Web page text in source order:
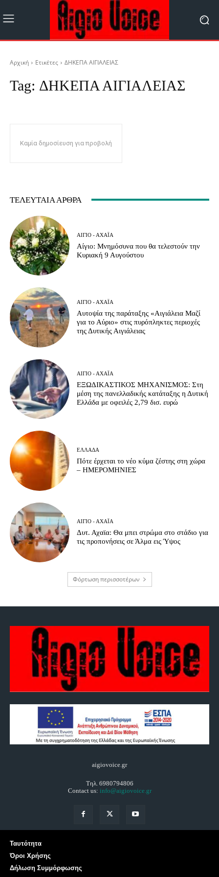
Αρχική Ετικέτες ΔΗΚΕΠΑ ΑΙΓΙΑΛΕΙΑΣ
Tag: ΔΗΚΕΠΑ ΑΙΓΙΑΛΕΙΑΣ
Καμία δημοσίευση για προβολή
ΤΕΛΕΥΤΑΊΑ ΆΡΘΡΑ
ΑΊΓΙΟ - ΑΧΑΪ́Α
Αίγιο: Μνημόσυνα που θα τελεστούν την
Κυριακή 9 Αυγούστου
ΑΊΓΙΟ - ΑΧΑΪ́Α
Αυτοψία της παράταξης «Αιγιάλεια Μαζί
για το Αύριο» στις πυρόπληκτες περιοχές
της Δυτικής Αιγιάλειας
ΑΊΓΙΟ - ΑΧΑΪ́Α
ΕΞΩΔΙΚΑΣΤΙΚΟΣ ΜΗΧΑΝΙΣΜΟΣ: Στη
μέση της πανελλαδικής κατάταξης η Δυτική
Ελλάδα με οφειλές 2,79 δισ. ευρώ
ΕΛΛΆΔΑ
Πότε έρχεται το νέο κύμα ζέστης στη χώρα
– ΗΜΕΡΟΜΗΝΙΕΣ
ΑΊΓΙΟ - ΑΧΑΪ́Α
Δυτ. Αχαϊα: Θα μπει στρώμα στο στάδιο για
τις προπονήσεις σε Άλμα εις Ύψος
Φόρτωση περισσοτέρων
aigiovoice.gr
Τηλ. 6980794806
Contact us: info@aigiovoice.gr
Ταυτότητα
Όροι Χρήσης
Δήλωση Συμμόρφωσης